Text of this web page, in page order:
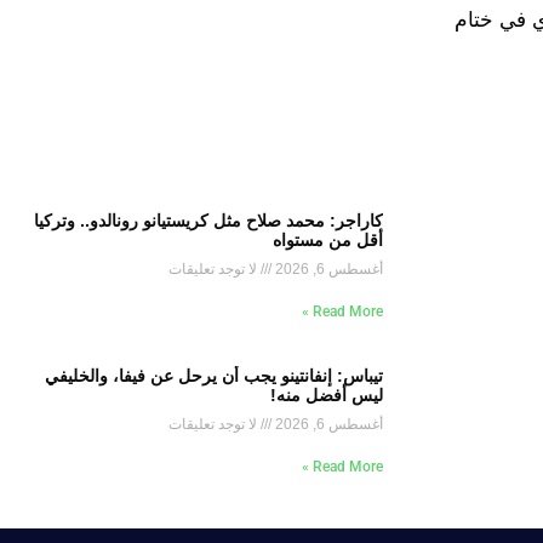
أو التعادل مع سيراميكا كليوباترا يوم 20 مايو الجاري في ختام
كاراجر: محمد صلاح مثل كريستيانو رونالدو.. وتركيا
أقل من مستواه
أغسطس 6, 2026 لا توجد تعليقات
Read More »
تيباس: إنفانتينو يجب أن يرحل عن فيفا، والخليفي
ليس أفضل منه!
أغسطس 6, 2026 لا توجد تعليقات
Read More »